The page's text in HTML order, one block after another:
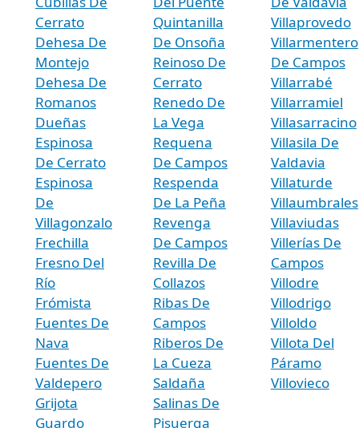
Cerrato
Dehesa De
Montejo
Dehesa De
Romanos
Dueñas
Espinosa
De Cerrato
Espinosa
De
Villagonzalo
Frechilla
Fresno Del
Río
Frómista
Fuentes De
Nava
Fuentes De
Valdepero
Grijota
Guardo
Quintanilla
De Onsoña
Reinoso De
Cerrato
Renedo De
La Vega
Requena
De Campos
Respenda
De La Peña
Revenga
De Campos
Revilla De
Collazos
Ribas De
Campos
Riberos De
La Cueza
Saldaña
Salinas De
Pisuerga
Villaprovedo
Villarmentero
De Campos
Villarrabé
Villarramiel
Villasarracino
Villasila De
Valdavia
Villaturde
Villaumbrales
Villaviudas
Villerías De
Campos
Villodre
Villodrigo
Villoldo
Villota Del
Páramo
Villovieco